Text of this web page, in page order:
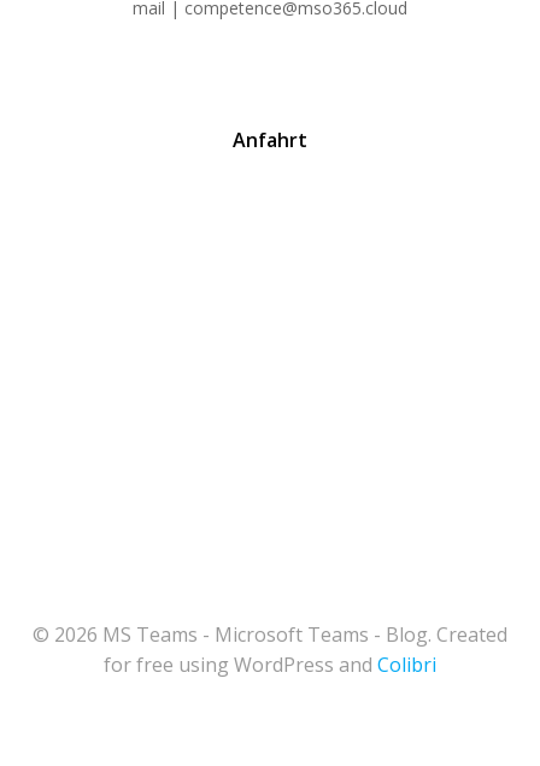
mail | competence@mso365.cloud
Anfahrt
© 2026 MS Teams - Microsoft Teams - Blog. Created
for free using WordPress and Colibri